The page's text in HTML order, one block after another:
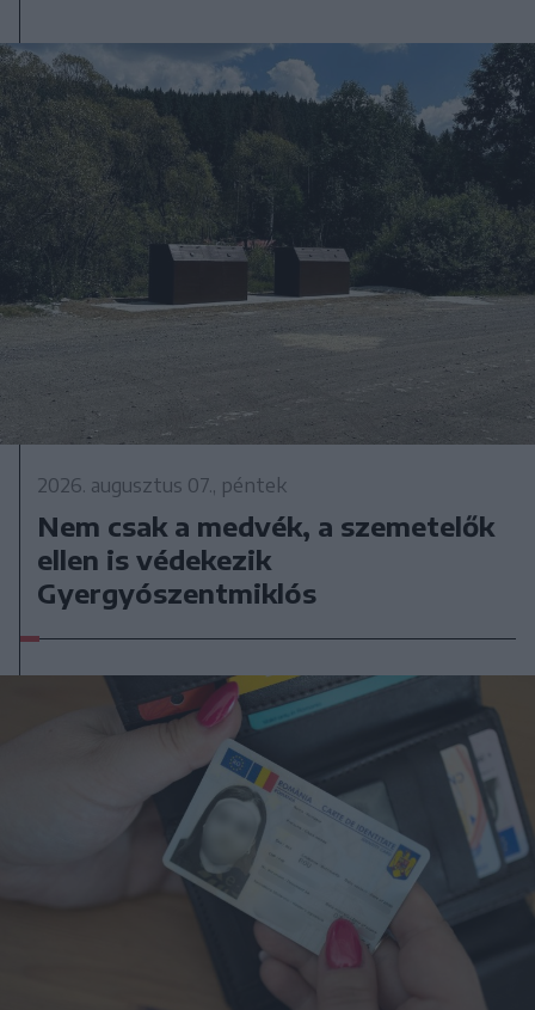
2026. augusztus 07., péntek
Nem csak a medvék, a szemetelők
ellen is védekezik
Gyergyószentmiklós